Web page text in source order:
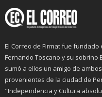
El Correo de Firmat fue fundado
Fernando Toscano y su sobrino
sumó a ellos un amigo de
provenientes de la ciudad de
"Independencia y Cultura